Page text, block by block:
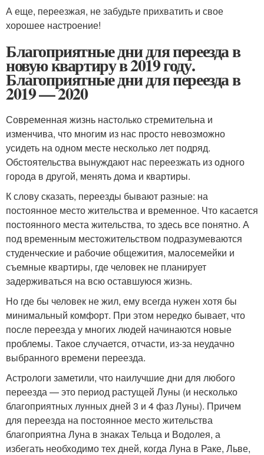
А еще, переезжая, не забудьте прихватить и свое
хорошее настроение!
Благоприятные дни для переезда в
новую квартиру в 2019 году.
Благоприятные дни для переезда в
2019 — 2020
Современная жизнь настолько стремительна и
изменчива, что многим из нас просто невозможно
усидеть на одном месте несколько лет подряд.
Обстоятельства вынуждают нас переезжать из одного
города в другой, менять дома и квартиры.
К слову сказать, переезды бывают разные: на
постоянное место жительства и временное. Что касается
постоянного места жительства, то здесь все понятно. А
под временным местожительством подразумеваются
студенческие и рабочие общежития, малосемейки и
съемные квартиры, где человек не планирует
задерживаться на всю оставшуюся жизнь.
Но где бы человек не жил, ему всегда нужен хотя бы
минимальный комфорт. При этом нередко бывает, что
после переезда у многих людей начинаются новые
проблемы. Такое случается, отчасти, из-за неудачно
выбранного времени переезда.
Астрологи заметили, что наилучшие дни для любого
переезда — это период растущей Луны (и несколько
благоприятных лунных дней 3 и 4 фаз Луны). Причем
для переезда на постоянное место жительства
благоприятна Луна в знаках Тельца и Водолея, а
избегать необходимо тех дней, когда Луна в Раке, Льве,